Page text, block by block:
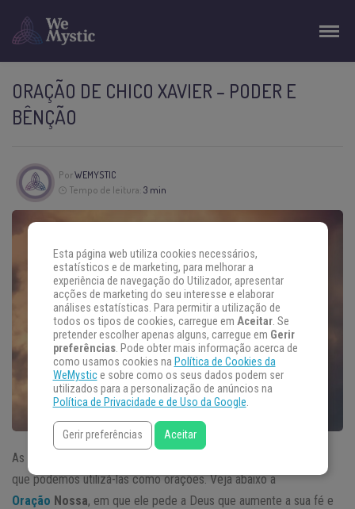
ORAÇÃO DE CHICO XAVIER – PODER E
BÊNÇÃO
PorWEMYSTIC
Tempo de leitura: 3 min
As palavras de Chico Xavier eram tão verdadeiras e poderosas,
que podemos utilizá-las como orações. Veja abaixo a
Oração Nossa, em que ele pede a Deus que aumente a sua fé e
Esta página web utiliza cookies necessários,
estatísticos e de marketing, para melhorar a
experiência de navegação do Utilizador, apresentar
acções de marketing do seu interesse e elaborar
análises estatísticas. Para permitir a utilização de
todos os tipos de cookies, carregue em Aceitar. Se
pretender escolher apenas alguns, carregue em Gerir
preferências. Pode obter mais informação acerca de
como usamos cookies na Política de Cookies da
WeMystice sobre como os seus dados podem ser
utilizados para a personalização de anúncios na
Política de Privacidade e de Uso da Google.
Gerir preferências Aceitar